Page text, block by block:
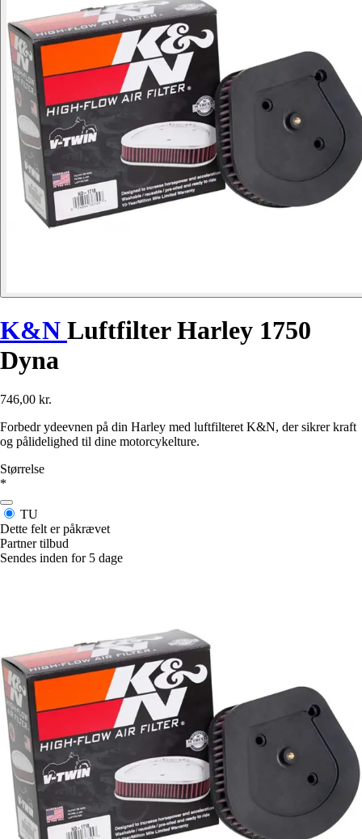
K&N Luftfilter Harley 1750
Dyna
746,00 kr.
Forbedr ydeevnen på din Harley med luftfilteret K&N, der sikrer kraft
og pålidelighed til dine motorcykelture.
Størrelse
*
TU
Dette felt er påkrævet
Partner tilbud
Sendes inden for 5 dage